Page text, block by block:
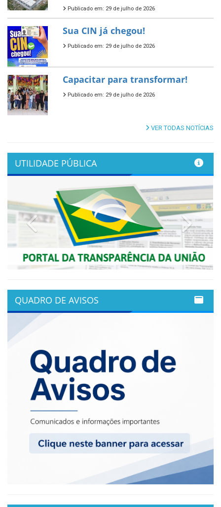
Publicado em: 29 de julho de 2026
Sua CIN já chegou!
Publicado em: 29 de julho de 2026
Capacitar para transformar!
Publicado em: 29 de julho de 2026
VER TODAS NOTÍCIAS
UTILIDADE PÚBLICA
Previous Next
QUADRO DE AVISOS